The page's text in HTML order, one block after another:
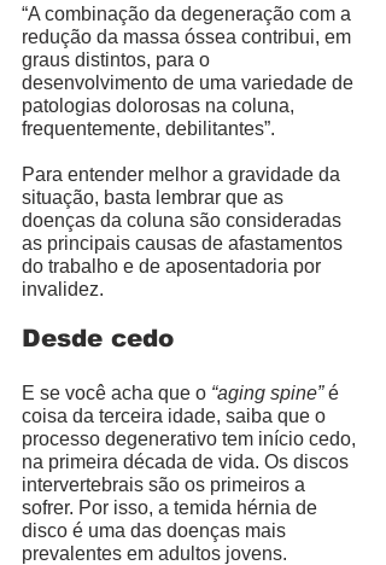
“A combinação da degeneração com a
redução da massa óssea contribui, em
graus distintos, para o
desenvolvimento de uma variedade de
patologias dolorosas na coluna,
frequentemente, debilitantes”.
Para entender melhor a gravidade da
situação, basta lembrar que as
doenças da coluna são consideradas
as principais causas de afastamentos
do trabalho e de aposentadoria por
invalidez.
Desde cedo
E se você acha que o “aging spine” é
coisa da terceira idade, saiba que o
processo degenerativo tem início cedo,
na primeira década de vida. Os discos
intervertebrais são os primeiros a
sofrer. Por isso, a temida hérnia de
disco é uma das doenças mais
prevalentes em adultos jovens.